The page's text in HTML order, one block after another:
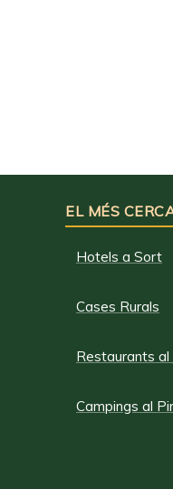
EL MÉS
Hotels a Sort
Cases Rurals
Restaurants al
Campings al